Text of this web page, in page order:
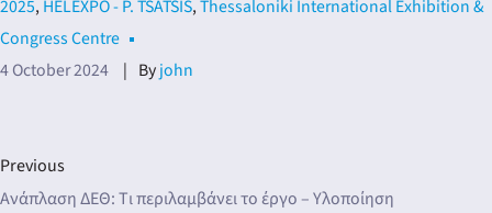
2025, HELEXPO - P. TSATSIS,Thessaloniki International Exhibition &
Congress Centre
4 October 2024
Byjohn
Previous
Ανάπλαση ΔΕΘ: Tι περιλαμβάνει το έργο – Υλοποίηση